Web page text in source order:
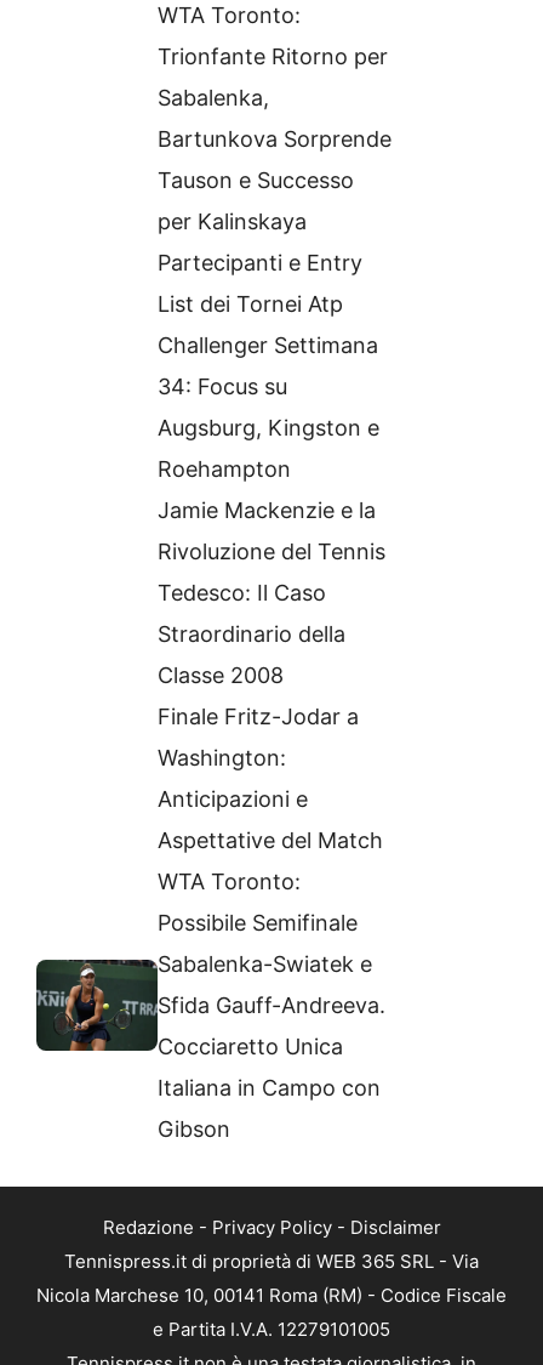
WTA Toronto:
Trionfante Ritorno per
Sabalenka,
Bartunkova Sorprende
Tauson e Successo
per Kalinskaya
Partecipanti e Entry
List dei Tornei Atp
Challenger Settimana
34: Focus su
Augsburg, Kingston e
Roehampton
Jamie Mackenzie e la
Rivoluzione del Tennis
Tedesco: Il Caso
Straordinario della
Classe 2008
Finale Fritz-Jodar a
Washington:
Anticipazioni e
Aspettative del Match
WTA Toronto:
Possibile Semifinale
Sabalenka-Swiatek e
Sfida Gauff-Andreeva.
Cocciaretto Unica
Italiana in Campo con
Gibson
Redazione - Privacy Policy- Disclaimer
Tennispress.it di proprietà di WEB 365 SRL - Via
Nicola Marchese 10, 00141 Roma (RM) - Codice Fiscale
e Partita I.V.A. 12279101005